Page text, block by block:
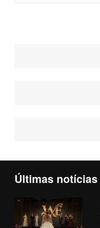
Últimas notícias